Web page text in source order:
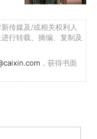
传媒及/或相关权利人
行转载、摘编、复制及
，获得书面